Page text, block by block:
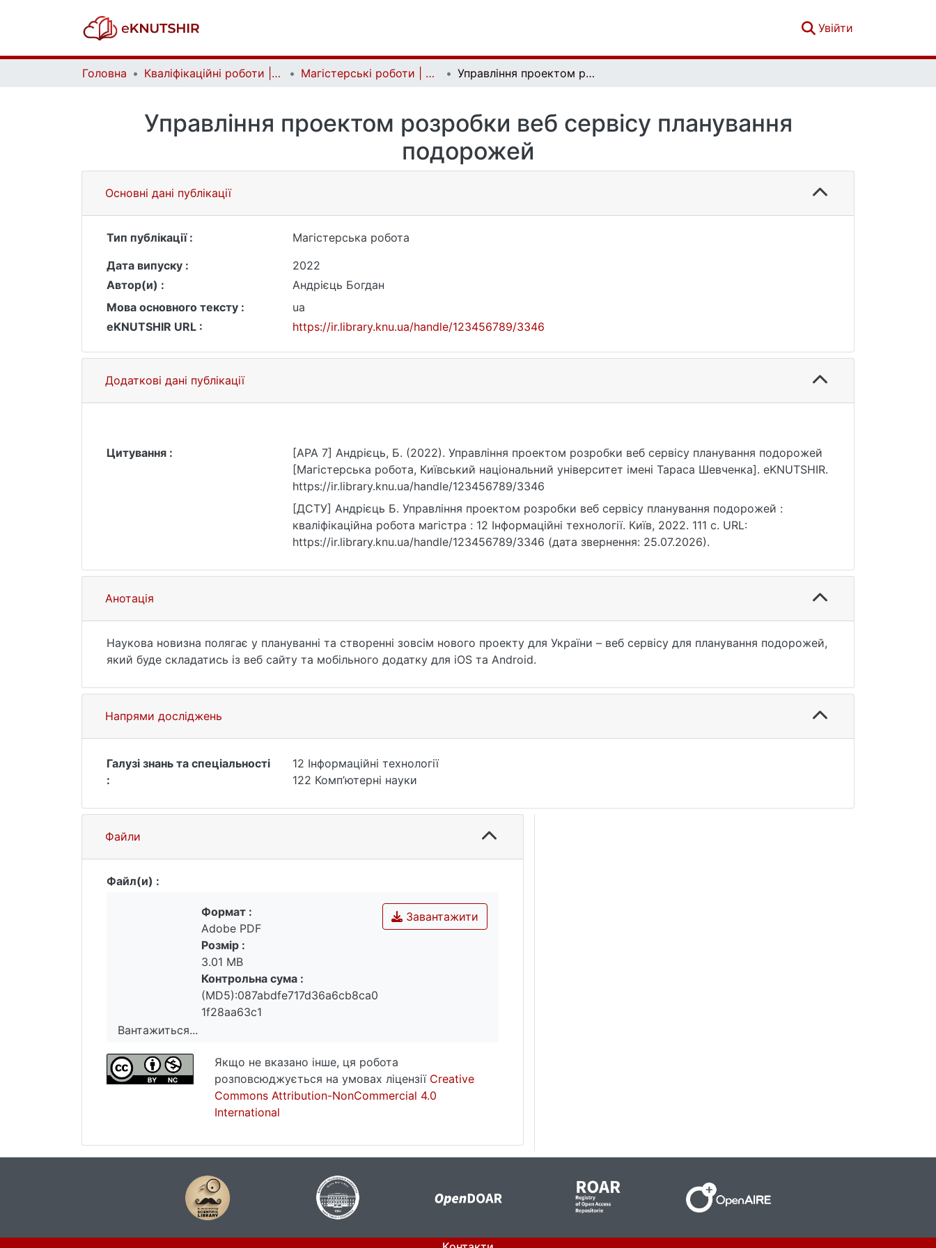
Увійти
Головна Кваліфікаційні роботи | Qualifying works Магістерські роботи | Master's theses Управління проектом розробки веб сервісу планування подорожей
Управління проектом розробки веб сервісу планування
подорожей
Основні дані публікації
Тип публікації :
Магістерська робота
Дата випуску :
2022
Автор(и) :
Андрієць Богдан
Мова основного тексту :
ua
eKNUTSHIR URL :
https://ir.library.knu.ua/handle/123456789/3346
Додаткові дані публікації
Цитування :
[APA 7] Андрієць, Б. (2022). Управління проектом розробки веб сервісу планування подорожей
[Магістерська робота, Київський національний університет імені Тараса Шевченка]. eKNUTSHIR.
https://ir.library.knu.ua/handle/123456789/3346
[ДСТУ] Андрієць Б. Управління проектом розробки веб сервісу планування подорожей :
кваліфікаційна робота магістра : 12 Інформаційні технології. Київ, 2022. 111 с. URL:
https://ir.library.knu.ua/handle/123456789/3346 (дата звернення: 25.07.2026).
Анотація
Наукова новизна полягає у плануванні та створенні зовсім нового проекту для України – веб сервісу для планування подорожей,
який буде складатись із веб сайту та мобільного додатку для iOS та Android.
Напрями досліджень
Галузі знань та спеціальності
:
12 Інформаційні технології
122 Комп’ютерні науки
Файли
Файл(и) :
Вантажиться...
Вантажиться...
Завантажити
Формат :
Adobe PDF
Розмір :
3.01 MB
Контрольна сума :
(MD5):087abdfe717d36a6cb8ca0
1f28aa63c1
Якщо не вказано інше, ця робота
розповсюджується на умовах ліцензії Creative
Commons Attribution-NonCommercial 4.0
International